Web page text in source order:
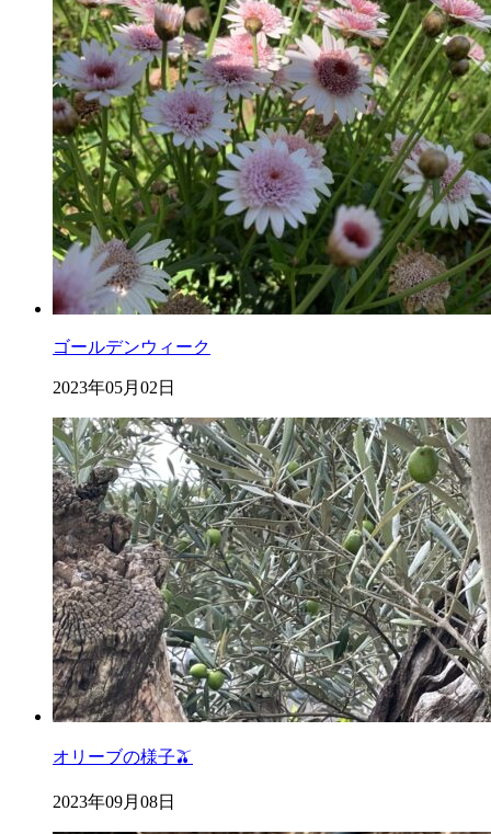
ゴールデンウィーク
2023年05月02日
オリーブの様子🫒
2023年09月08日